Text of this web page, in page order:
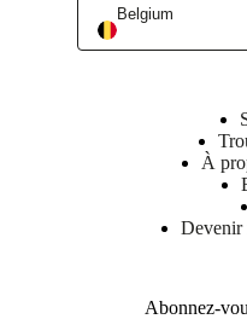
Belgium
À
Devenir
Abonnez-